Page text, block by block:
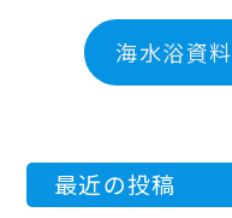
海水浴資料
最近の投稿